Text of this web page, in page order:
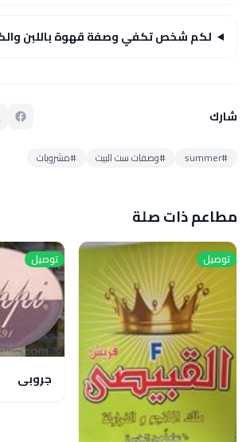
لكم شخص تكفي وصفة قهوة باللبن
شارك
#summer #وصفات ست البيت #مشروبات
مطاعم ذات صلة
توصيل توصيل
جروبي